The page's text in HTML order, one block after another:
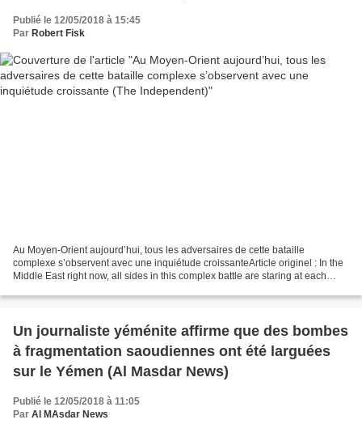
(The Independent)
Publié le 12/05/2018 à 15:45
Par Robert Fisk
Au Moyen-Orient aujourd’hui, tous les adversaires de cette bataille
complexe s’observent avec une inquiétude croissanteArticle originel : In the
Middle East right now, all sides in this complex battle are staring at each
Un journaliste yéménite affirme que des bombes
à fragmentation saoudiennes ont été larguées
sur le Yémen (Al Masdar News)
Publié le 12/05/2018 à 11:05
Par Al MAsdar News